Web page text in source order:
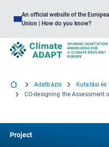
An official website of the
Union | How do you know?
Adatbázis
Kutatási és
Project